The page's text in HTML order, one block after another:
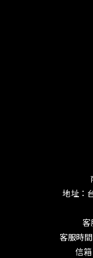
地址：
客
客服時
信